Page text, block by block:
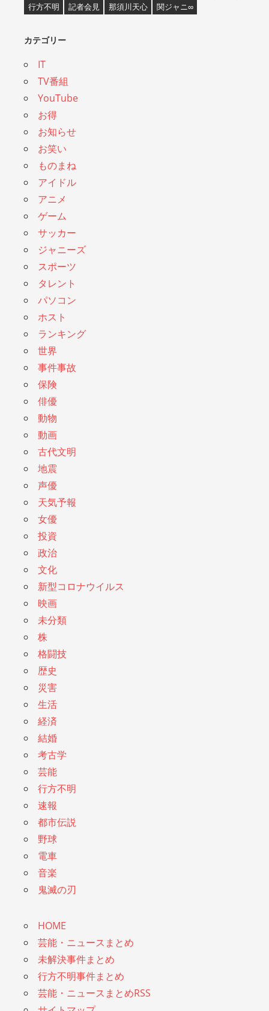
行方不明
記者会見 那須川天心 関ジャニ∞
カテゴリー
IT
TV番組
YouTube
お得
お知らせ
お笑い
ものまね
アイドル
アニメ
ゲーム
サッカー
ジャニーズ
スポーツ
タレント
パソコン
ホスト
ランキング
世界
事件事故
保険
俳優
動物
動画
古代文明
地震
声優
天気予報
女優
投資
政治
文化
新型コロナウイルス
映画
未分類
株
格闘技
歴史
災害
生活
経済
結婚
考古学
芸能
行方不明
速報
都市伝説
野球
電車
音楽
鬼滅の刃
HOME
芸能・ニュースまとめ
未解決事件まとめ
行方不明事件まとめ
芸能・ニュースまとめRSS